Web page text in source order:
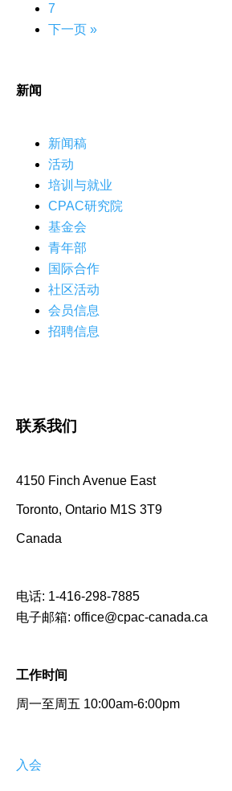
7
下一页 »
新闻
新闻稿
活动
培训与就业
CPAC研究院
基金会
青年部
国际合作
社区活动
会员信息
招聘信息
联系我们
4150 Finch Avenue East
Toronto, Ontario M1S 3T9
Canada
电话: 1-416-298-7885
电子邮箱: office@cpac-canada.ca
工作时间
周一至周五 10:00am-6:00pm
入会